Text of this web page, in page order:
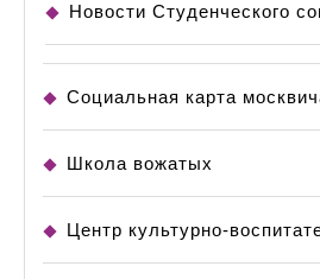
Новости Студенческого
Социальная карта
Школа вожатых
Центр культурно-